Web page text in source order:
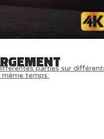
parties sur
temps.